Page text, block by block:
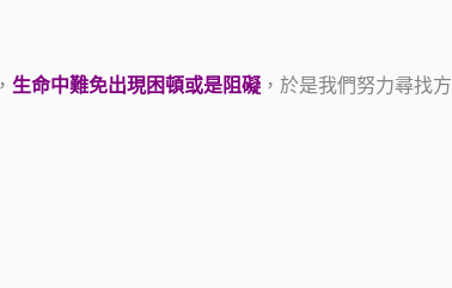
生命中難免出現困頓或是阻礙 ，於是我們努力尋找